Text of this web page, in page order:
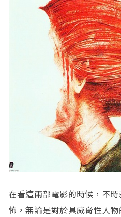
在看這兩部電影的時候，不
怖，無論是對於具威脅性人